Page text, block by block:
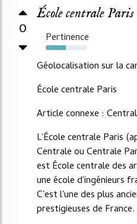
0
École centrale
Pertinence
48%
Géolocalisation sur la
École centrale Paris
Article connexe :
L'École centrale Paris
Centrale ou Centrale
est École centrale des
une école d'ingénieurs
C'est l'une des plus
prestigieuses de